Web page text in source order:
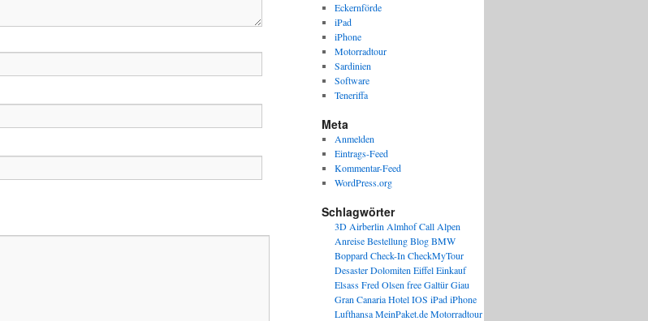
Eckernförde
iPad
iPhone
Motorradtour
Sardinien
Software
Teneriffa
Meta
Anmelden
Eintrags-Feed
Kommentar-Feed
WordPress.org
Schlagwörter
3D Airberlin Almhof Call Alpen
Anreise Bestellung Blog BMW
Boppard Check-In CheckMyTour
Desaster Dolomiten Eiffel Einkauf
Elsass Fred Olsen free Galtür Giau
Gran Canaria Hotel IOS iPad iPhone
Lufthansa MeinPaket.de Motorradtour